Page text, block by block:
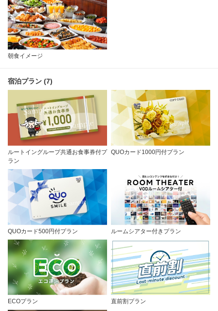
朝食イメージ
宿泊プラン (7)
ルートイングループ共通お食事券付プ
ラン
QUOカード1000円付プラン
QUOカード500円付プラン ルームシアター付きプラン
ECOプラン 直前割プラン